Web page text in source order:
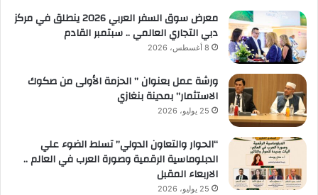
معرض سوق السفر العربي 2026 ينطلق في مركز
دبي التجاري العالمي .. سبتمبر القادم
8 أغسطس، 2026
ورشة عمل بعنوان ” الحزمة الأولى من صكوك
الاستثمار” بمدينة بنغازي
25 يوليو، 2026
“الحوار والتعاون الدولي” تسلط الضوء علي
الدبلوماسية الرقمية وصورة العرب في العالم ..
الاربعاء المقبل
25 يوليو، 2026